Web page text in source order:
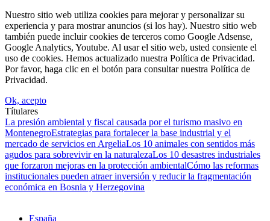
Nuestro sitio web utiliza cookies para mejorar y personalizar su
experiencia y para mostrar anuncios (si los hay). Nuestro sitio web
también puede incluir cookies de terceros como Google Adsense,
Google Analytics, Youtube. Al usar el sitio web, usted consiente el
uso de cookies. Hemos actualizado nuestra Política de Privacidad.
Por favor, haga clic en el botón para consultar nuestra Política de
Privacidad.
Ok, acepto
Títulares
La presión ambiental y fiscal causada por el turismo masivo en
MontenegroEstrategias para fortalecer la base industrial y el
mercado de servicios en ArgeliaLos 10 animales con sentidos más
agudos para sobrevivir en la naturalezaLos 10 desastres industriales
que forzaron mejoras en la protección ambientalCómo las reformas
institucionales pueden atraer inversión y reducir la fragmentación
económica en Bosnia y Herzegovina
España